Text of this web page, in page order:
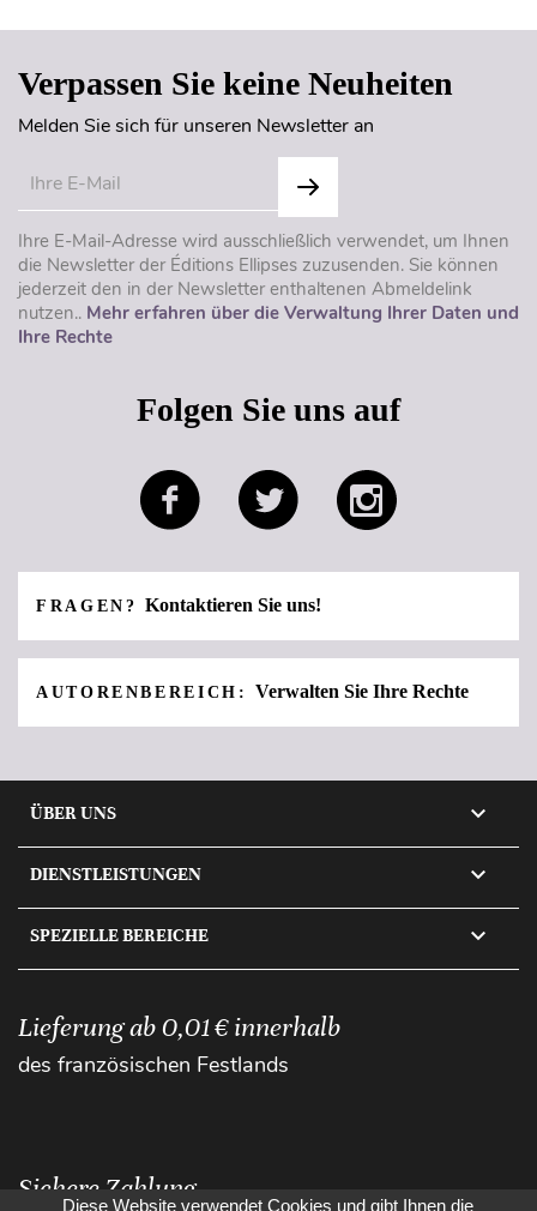
Verpassen Sie keine Neuheiten
Melden Sie sich für unseren Newsletter an
Ihre E-Mail-Adresse wird ausschließlich verwendet, um Ihnen
die Newsletter der Éditions Ellipses zuzusenden. Sie können
jederzeit den in der Newsletter enthaltenen Abmeldelink
nutzen.. Mehr erfahren über die Verwaltung Ihrer Daten und
Ihre Rechte
Folgen Sie uns auf
FRAGEN? Kontaktieren Sie uns!
AUTORENBEREICH: Verwalten Sie Ihre Rechte
ÜBER UNS 
DIENSTLEISTUNGEN 
SPEZIELLE BEREICHE 
Lieferung ab 0,01 € innerhalb
des französischen Festlands
Sichere Zahlung
Diese Website verwendet Cookies und gibt Ihnen die